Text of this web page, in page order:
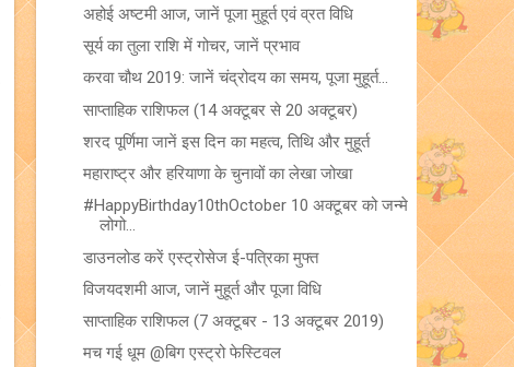
अहोई अष्टमी आज, जानें पूजा मुहूर्त एवं व्रत विधि
सूर्य का तुला राशि में गोचर, जानें प्रभाव
करवा चौथ 2019: जानें चंद्रोदय का समय, पूजा मुहूर्त...
साप्ताहिक राशिफल (14 अक्टूबर से 20 अक्टूबर)
शरद पूर्णिमा जानें इस दिन का महत्व, तिथि और मुहूर्त
महाराष्ट्र और हरियाणा के चुनावों का लेखा जोखा
#HappyBirthday10thOctober 10 अक्टूबर को जन्मे
लोगो...
डाउनलोड करें एस्ट्रोसेज ई-पत्रिका मुफ्त
विजयदशमी आज, जानें मुहूर्त और पूजा विधि
साप्ताहिक राशिफल (7 अक्टूबर - 13 अक्टूबर 2019)
मच गई धूम @बिग एस्ट्रो फेस्टिवल